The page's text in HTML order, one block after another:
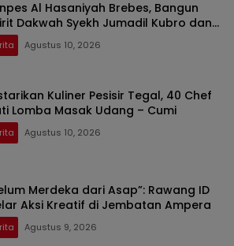
Al Hasaniyah Brebes, Bangun
Dakwah Syekh Jumadil Kubro dan
Songo
Agustus 10, 2026
Kuliner Pesisir Tegal, 40 Chef
Lomba Masak Udang – Cumi
Agustus 10, 2026
Merdeka dari Asap”: Rawang ID
Aksi Kreatif di Jembatan Ampera
Agustus 9, 2026